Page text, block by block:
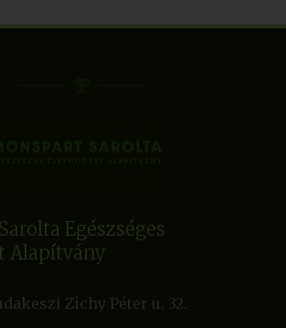
Egészséges
Alapítvány
Zichy Péter u. 32.